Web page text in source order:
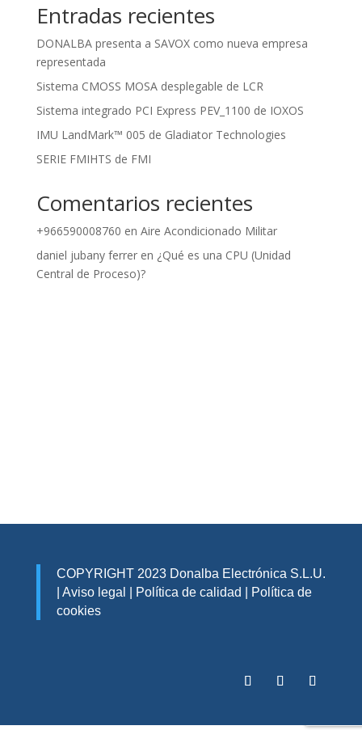
Entradas recientes
DONALBA presenta a SAVOX como nueva empresa
representada
Sistema CMOSS MOSA desplegable de LCR
Sistema integrado PCI Express PEV_1100 de IOXOS
IMU LandMark™ 005 de Gladiator Technologies
SERIE FMIHTS de FMI
Comentarios recientes
+966590008760 en Aire Acondicionado Militar
daniel jubany ferreren ¿Qué es una CPU (Unidad
Central de Proceso)?
COPYRIGHT 2023 Donalba Electrónica S.L.U.
Aviso legal Política de calidad
Política de
cookies